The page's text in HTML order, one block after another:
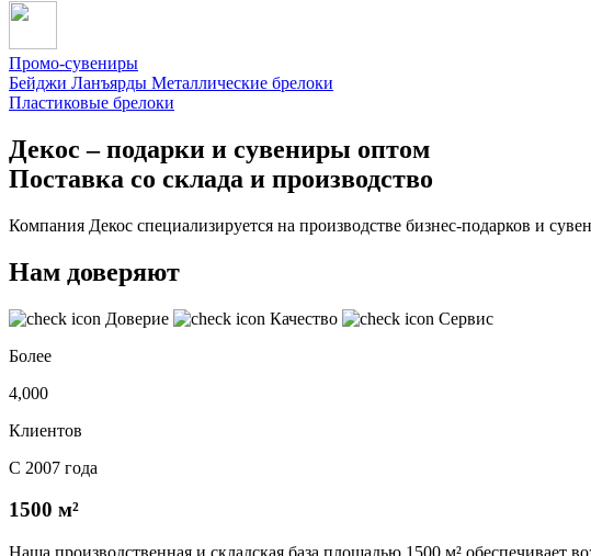
Промо-сувениры
Бейджи Ланъярды Металлические брелоки
Пластиковые брелоки
Декос – подарки и сувениры оптом
Поставка со склада и производство
Компания Декос специализируется на производстве бизнес-подарков и
Нам доверяют
Доверие Качество
Сервис
Более
4,000
Клиентов
С 2007 года
1500 м²
Наша производственная и складская база площадью 1500 м²